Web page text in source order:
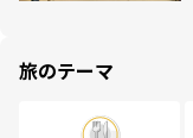
旅のテーマ